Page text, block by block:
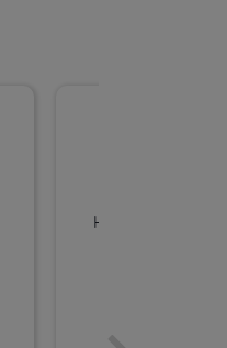
Набор групп